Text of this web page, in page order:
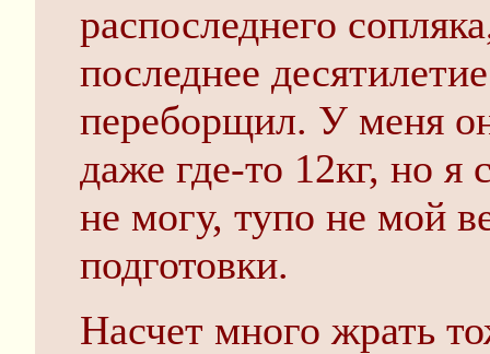
распоследнего
последнее
переборщил. У меня
даже где-то 12кг, но
не могу, тупо не мой
подготовки.
Насчет много жрать